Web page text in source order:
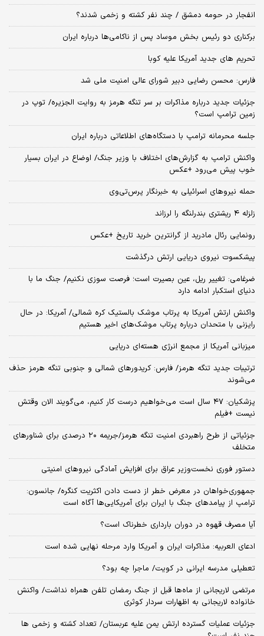
انفجار در حومه دمشق / چند نفر کشته و زخمی شدند؟
برکناری دو رئیس بخش موساد پس از ناکامی‌ها درباره ایران
تحریم های جدید آمریکا علیه کوبا
فارس: محسن رضایی دبیر شورای عالی امنیت ملی شد
جزئیات جدید درباره مذاکرات بر سر تنگه هرمز به روایت الجزیره/ توپ در
زمین ترامپ است؟
جلسه محرمانه ترامپ با دستگاه‌های اطلاعاتی درباره ایران
واکنش ترامپ به گزارش‌های اختلاف با وزیر جنگ/ اوضاع در ایران بسیار
خوب پیش می‌رود +عکس
حمله نیروهای اسرائیلی به خبرنگار پرس‌تی‌وی
زلزله ۴ ریشتری بندرلنگه را لرزاند
رونمایی رئال مادرید از گرانترین خرید تاریخ +عکس
پیشکسوت نیروی دریایی ارتش درگذشت
ضرغامی: تغییر ریل، عین بصیرت است؛ فرصت سوزی نکنیم/ جنگ ما با
دنیای استکبار ادامه دارد
واکنش ارتش آمریکا به پرتاب موشک بالستیک کره شمالی/ آمریکا: در حال
رایزنی با متحدان درباره پرتاب موشک‌های اخیر هستیم
میزبانی آمریکا از مجمع انرژی هسته‌ای دریایی
ترتیبات جدید تنگه هرمز/ فارس: کریدورهای شمالی و جنوبی تنگه هرمز حذف
می‌شوند
پزشکیان: ۴۷ سال است می‌خواهیم درست کار کنیم، می‌گویند الان وقتش
نیست +فیلم
جزئیاتی از طرح راهبردی امنیت تنگه هرمز/جریمه ۲۰ درصدی برای شناورهای
متخلف
دستور فوری نخست‌وزیر عراق برای افزایش آمادگی نیروهای امنیتی
جمهوری‌خواهان در معرض خطر از دست دادن اکثریت کنگره/ جانسون:
ترامپ از پیامدهای جنگ با ایران برای آمریکایی‌ها آگاه است
آیا مصرف قهوه در دوران بارداری خطرناک است؟
ادعای العربیه: مذاکرات ایران و آمریکا وارد مرحله نهایی شده است
تعطیلی مدرسه ایرانی در کویت/ ماجرا چه بود؟
مرتضی لاریجانی از ماه‌ها قبل از جنگ رمضان تلفن همراه نداشت/ واکنش
خانواده لاریجانی به اظهارات سردار کوثری
جزئیات عملیات گسترده ارتش یمن علیه عربستان/ تعداد کشته و زخمی ها